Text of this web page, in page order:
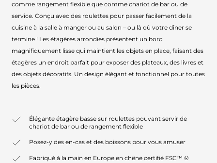
comme rangement flexible que comme chariot de bar ou de
service. Conçu avec des roulettes pour passer facilement de la
cuisine à la salle à manger ou au salon – ou là où votre dîner se
termine ! Les étagères arrondies présentent un bord
magnifiquement lisse qui maintient les objets en place, faisant des
étagères un endroit parfait pour exposer des plateaux, des livres et
des objets décoratifs. Un design élégant et fonctionnel pour toutes
les pièces.
Élégante étagère basse sur roulettes pouvant servir de
chariot de bar ou de rangement flexible
Posez-y des en-cas et des boissons pour vous amuser
Fabriqué à la main en Europe en chêne certifié FSC™ ®